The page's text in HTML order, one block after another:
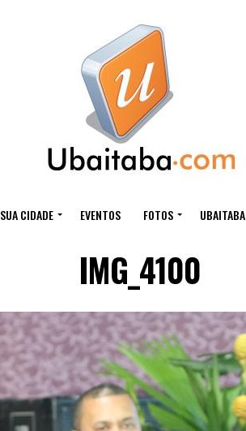
SUA CIDADE EVENTOS FOTOS UBAITABA
IMG_4100